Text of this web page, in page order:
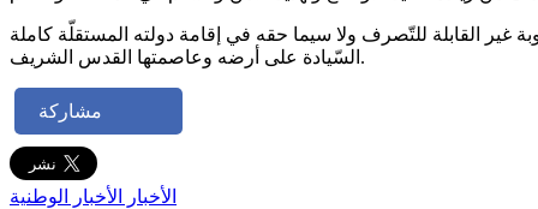
القابلة للتّصرف ولا سيما حقه في إقامة دولته المستقلّة كاملة
السّيادة على أرضه وعاصمتها القدس الشريف.
مشاركة
الأخبار الأخبار الوطنية